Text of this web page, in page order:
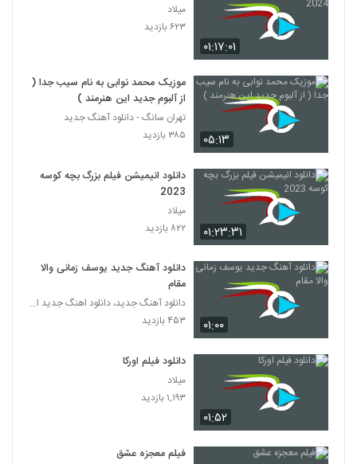
۰۱:۱۷:۰۱
میلاد
۶۲۳ بازدید
۰۵:۱۳
موزیک محمد نوابی به نام سیب جدا (
از آلبوم جدید این هنرمند )
تهران سانگ - دانلود آهنگ جدید
۳۸۵ بازدید
۰۱:۲۳:۳۱
دانلود انیمیشن فیلم بزرگ بچه‌ کوسه
2023
میلاد
۸۲۲ بازدید
۰۱:۰۰
دانلود آهنگ جدید یوسف زمانی والا
مقام
دانلود آهنگ جدید، دانلود اهنگ جدید ایرانی
۴۵۳ بازدید
۰۱:۵۲
دانلود فیلم اورکا
میلاد
۱,۱۹۳ بازدید
فیلم معجزه عشق